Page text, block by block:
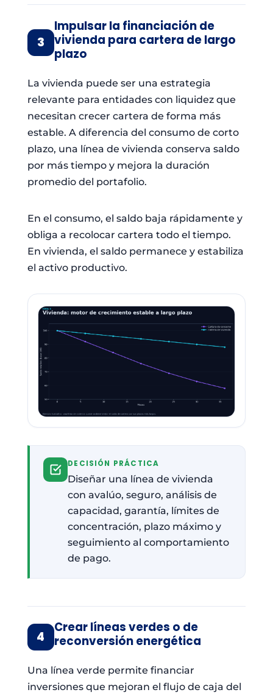
3
Impulsar la financiación de
vivienda para cartera de largo
plazo
La vivienda puede ser una estrategia
relevante para entidades con liquidez que
necesitan crecer cartera de forma más
estable. A diferencia del consumo de corto
plazo, una línea de vivienda conserva saldo
por más tiempo y mejora la duración
promedio del portafolio.
En el consumo, el saldo baja rápidamente y
obliga a recolocar cartera todo el tiempo.
En vivienda, el saldo permanece y estabiliza
el activo productivo.
DECISIÓN PRÁCTICA
Diseñar una línea de vivienda
con avalúo, seguro, análisis de
capacidad, garantía, límites de
concentración, plazo máximo y
seguimiento al comportamiento
de pago.
4
Crear líneas verdes o de
reconversión energética
Una línea verde permite financiar
inversiones que mejoran el flujo de caja del